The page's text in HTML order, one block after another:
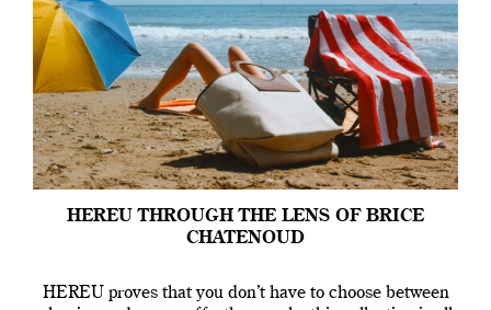
HEREU THROUGH THE LENS OF BRICE
CHATENOUD
HEREU proves that you don’t have to choose between